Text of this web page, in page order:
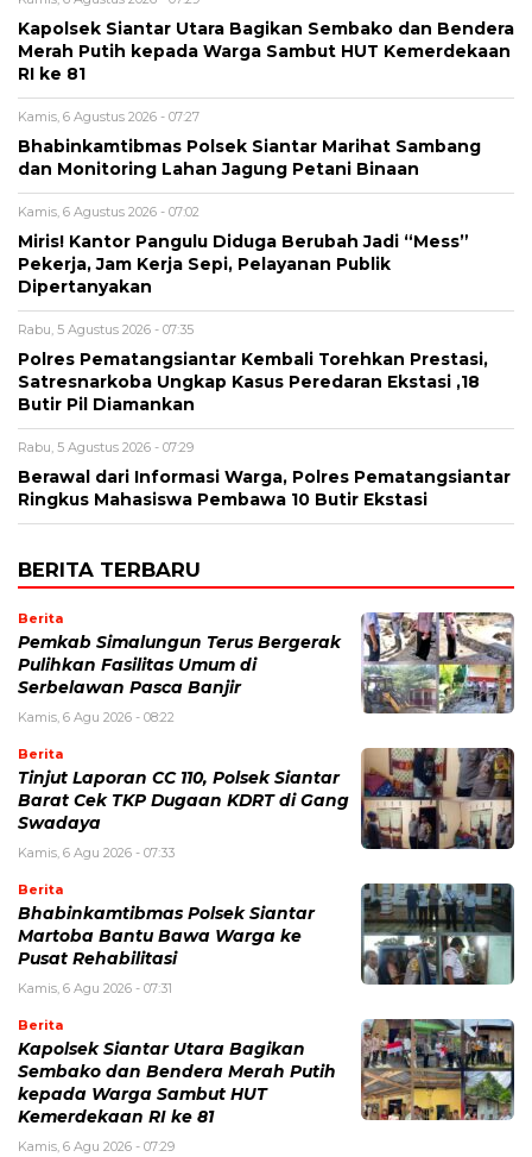
Kapolsek Siantar Utara Bagikan Sembako dan Bendera
Merah Putih kepada Warga Sambut HUT Kemerdekaan
RI ke 81
Kamis, 6 Agustus 2026 - 07:27
Bhabinkamtibmas Polsek Siantar Marihat Sambang
dan Monitoring Lahan Jagung Petani Binaan
Kamis, 6 Agustus 2026 - 07:02
Miris! Kantor Pangulu Diduga Berubah Jadi “Mess”
Pekerja, Jam Kerja Sepi, Pelayanan Publik
Dipertanyakan
Rabu, 5 Agustus 2026 - 07:35
Polres Pematangsiantar Kembali Torehkan Prestasi,
Satresnarkoba Ungkap Kasus Peredaran Ekstasi ,18
Butir Pil Diamankan
Rabu, 5 Agustus 2026 - 07:29
Berawal dari Informasi Warga, Polres Pematangsiantar
Ringkus Mahasiswa Pembawa 10 Butir Ekstasi
BERITA TERBARU
Berita
Pemkab Simalungun Terus Bergerak
Pulihkan Fasilitas Umum di
Serbelawan Pasca Banjir
Kamis, 6 Agu 2026 - 08:22
Berita
Tinjut Laporan CC 110, Polsek Siantar
Barat Cek TKP Dugaan KDRT di Gang
Swadaya
Kamis, 6 Agu 2026 - 07:33
Berita
Bhabinkamtibmas Polsek Siantar
Martoba Bantu Bawa Warga ke
Pusat Rehabilitasi
Kamis, 6 Agu 2026 - 07:31
Berita
Kapolsek Siantar Utara Bagikan
Sembako dan Bendera Merah Putih
kepada Warga Sambut HUT
Kemerdekaan RI ke 81
Kamis, 6 Agu 2026 - 07:29